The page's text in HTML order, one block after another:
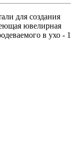
для создания
ювелирная
в ухо - 1